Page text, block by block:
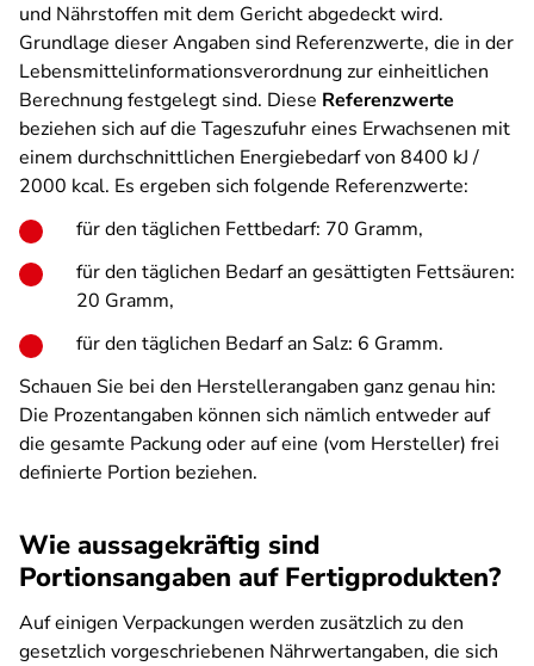
und Nährstoffen mit dem Gericht abgedeckt wird.
Grundlage dieser Angaben sind Referenzwerte, die in der
Lebensmittelinformationsverordnung zur einheitlichen
Berechnung festgelegt sind. Diese Referenzwerte
beziehen sich auf die Tageszufuhr eines Erwachsenen mit
einem durchschnittlichen Energiebedarf von 8400 kJ /
2000 kcal. Es ergeben sich folgende Referenzwerte:
für den täglichen Fettbedarf: 70 Gramm,
für den täglichen Bedarf an gesättigten Fettsäuren:
20 Gramm,
für den täglichen Bedarf an Salz: 6 Gramm.
Schauen Sie bei den Herstellerangaben ganz genau hin:
Die Prozentangaben können sich nämlich entweder auf
die gesamte Packung oder auf eine (vom Hersteller) frei
definierte Portion beziehen.
Wie aussagekräftig sind
Portionsangaben auf Fertigprodukten?
Auf einigen Verpackungen werden zusätzlich zu den
gesetzlich vorgeschriebenen Nährwertangaben, die sich